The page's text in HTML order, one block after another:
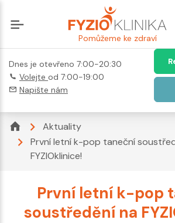
Pomůžeme ke zdraví
Dnes je otevřeno 7:00-20:30
Volejte od 7:00-19:00
Napište nám
Aktuality
První letní k-pop taneční
FYZIOklinice!
První letní k-pop
soustředění na